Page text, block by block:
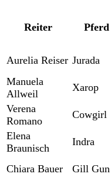
Reiter Pferd
Aurelia Reiser Jurada
Manuela
Allweil
Xarop
Verena
Romano
Cowgirl
Elena
Braunisch
Indra
Chiara Bauer Gill Gun